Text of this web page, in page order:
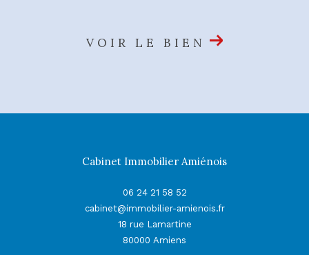
VOIR LE BIEN
Cabinet Immobilier Amiénois
06 24 21 58 52
cabinet@immobilier-amienois.fr
18 rue Lamartine
80000
Amiens